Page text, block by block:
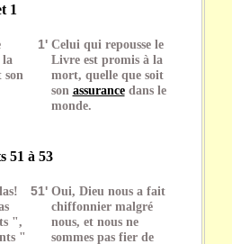
1
son
1' Celui qui repousse le
Livre est promis à la
mort, quelle que soit
son assurancedans le
monde.
51 à 53
",
"
51' Oui, Dieu nous a fait
chiffonnier malgré
nous, et nous ne
sommes pas fier de